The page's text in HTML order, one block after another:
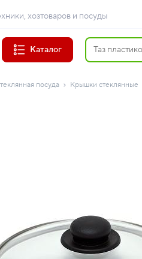
хозтоваров и посуды
Каталог
посуда Крышки стеклянные